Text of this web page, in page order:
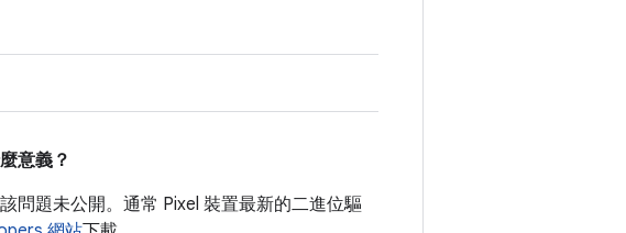
意義？
問題未公開。通常 Pixel 裝置最新的二進位驅